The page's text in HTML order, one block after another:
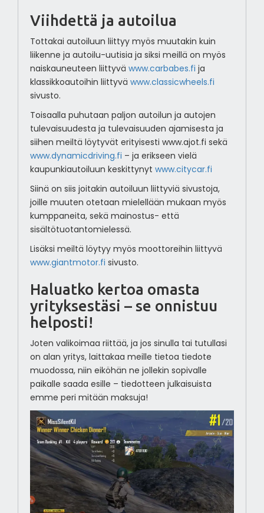
Viihdettä ja autoilua
Tottakai autoiluun liittyy myös muutakin kuin
liikenne ja autoilu-uutisia ja siksi meillä on myös
naiskauneuteen liittyvä www.carbabes.fi ja
klassikkoautoihin liittyvä www.classicwheels.fi
sivusto.
Toisaalla puhutaan paljon autoilun ja autojen
tulevaisuudesta ja tulevaisuuden ajamisesta ja
siihen meiltä löytyvät erityisesti www.ajot.fi sekä
www.dynamicdriving.fi – ja erikseen vielä
kaupunkiautoiluun keskittynyt www.citycar.fi
Siinä on siis joitakin autoiluun liittyviä sivustoja,
joille muuten otetaan mielellään mukaan myös
kumppaneita, sekä mainostus- että
sisältötuotantomielessä.
Lisäksi meiltä löytyy myös moottoreihin liittyvä
www.giantmotor.fi sivusto.
Haluatko kertoa omasta
yrityksestäsi – se onnistuu
helposti!
Joten valikoimaa riittää, ja jos sinulla tai tutullasi
on alan yritys, laittakaa meille tietoa tiedote
muodossa, niin eiköhän ne jollekin sopivalle
paikalle saada esille – tiedotteen julkaisuista
emme peri mitään maksuja!